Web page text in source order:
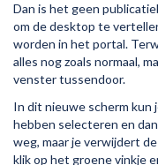
Dan is het geen
om de desktop te
worden in het portal.
alles nog zoals normaal,
venster tussendoor.
In dit nieuwe scherm kun
hebben selecteren en
weg, maar je verwijdert
klik op het groene vinkje